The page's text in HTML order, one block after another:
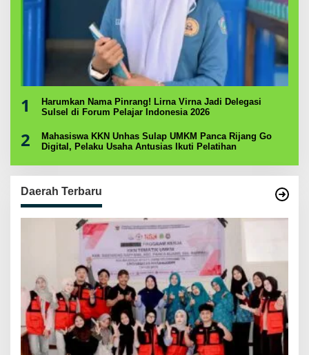
1
Harumkan Nama Pinrang! Lirna Virna Jadi Delegasi
Sulsel di Forum Pelajar Indonesia 2026
2
Mahasiswa KKN Unhas Sulap UMKM Panca Rijang Go
Digital, Pelaku Usaha Antusias Ikuti Pelatihan
Daerah Terbaru